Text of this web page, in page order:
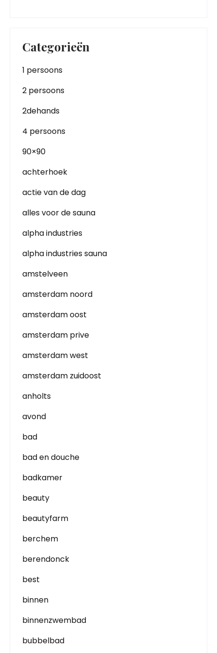
Categorieën
1 persoons
2 persoons
2dehands
4 persoons
90×90
achterhoek
actie van de dag
alles voor de sauna
alpha industries
alpha industries sauna
amstelveen
amsterdam noord
amsterdam oost
amsterdam prive
amsterdam west
amsterdam zuidoost
anholts
avond
bad
bad en douche
badkamer
beauty
beautyfarm
berchem
berendonck
best
binnen
binnenzwembad
bubbelbad